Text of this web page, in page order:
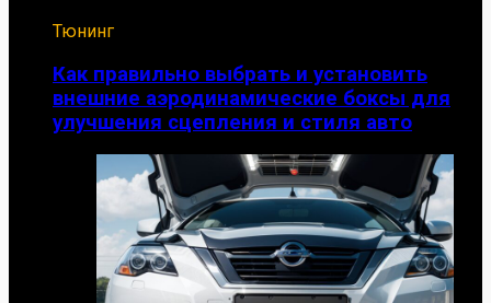
Тюнинг
Как правильно выбрать и установить
внешние аэродинамические боксы для
улучшения сцепления и стиля авто